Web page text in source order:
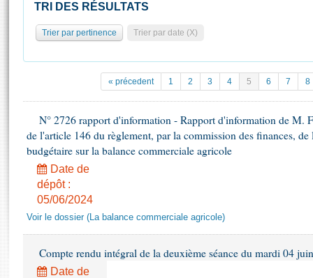
Pétitions
Documents parlementaires
Propositions de loi
Amendements
Textes adoptés
Rapports d'information
Rapports législatifs
Baromètre de l’application des lois
Statistiques et chiffres clés
Transparence et déontologie
Histoire
Juniors
Anciennes législatures
Liens vers les sites publics
Photos libres de droit
TRI DES RÉSULTATS
Trier par pertinence Trier par date (X)
« précedent 1 2 3 4 5 6 7 8
N° 2726 rapport d'information - Rapport d'information de M.
de l'article 146 du règlement, par la commission des finances,
budgétaire sur la balance commerciale agricole
Date de
dépôt :
05/06/2024
Voir le dossier (La balance commerciale agricole)
Compte rendu intégral de la deuxième séance du mardi 04
Date de